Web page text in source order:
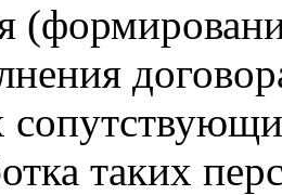
таких